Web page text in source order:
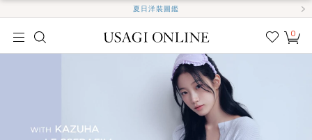
夏日洋裝圖鑑
我的
0